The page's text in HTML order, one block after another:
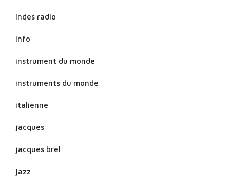
indes radio
info
instrument du monde
instruments du monde
italienne
jacques
jacques brel
jazz